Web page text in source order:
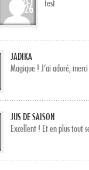
26 test
JADIKA
Magique ! J’ai adoré,
JUS DE SAISON
Excellent ! Et en plus tout